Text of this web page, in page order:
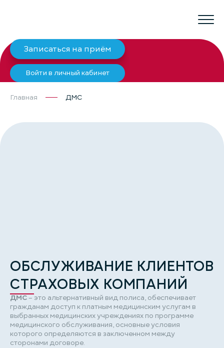
Записаться на приём
Войти в личный кабинет
Главная ДМС
ОБСЛУЖИВАНИЕ КЛИЕНТОВ
СТРАХОВЫХ КОМПАНИЙ
ДМС– это альтернативный вид полиса, обеспечивает
гражданам доступ к платным медицинским услугам в
выбранных медицинских учреждениях по программе
медицинского обслуживания, основные условия
которого определяются в заключенном между
сторонами договоре.